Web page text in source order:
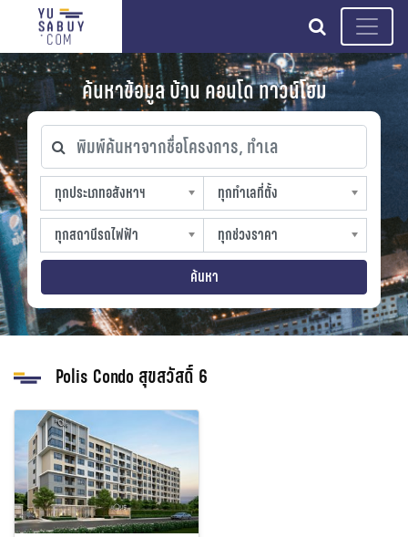
search
ค้นหาข้อมูล บ้าน คอนโด ทาวน์โฮม
พิมพ์ค้นหาจากชื่อโครงการ, ทำเล
ทุกประเภทอสังหาฯ
ทุกประเภทอสังหาฯ
sproperty
ทุกทำเลที่ตั้ง
ทุกทำเลที่ตั้ง
slocation
ทุกสถานีรถไฟฟ้า
ทุกสถานีรถไฟฟ้า
strain-station
ทุกช่วงราคา
ทุกช่วงราคา
sprice
ค้นหา
Polis Condo สุขสวัสดิ์ 6